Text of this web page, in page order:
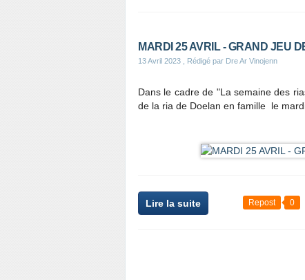
MARDI 25 AVRIL - GRAND JEU
13 Avril 2023 , Rédigé par Dre Ar Vinojenn
Dans le cadre de "La semaine des
de la ria de Doelan en famille le
Lire la suite Repost 0